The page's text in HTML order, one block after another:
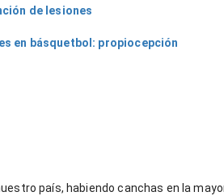
de lesiones
en básquetbol: propiocepción
país, habiendo canchas en la